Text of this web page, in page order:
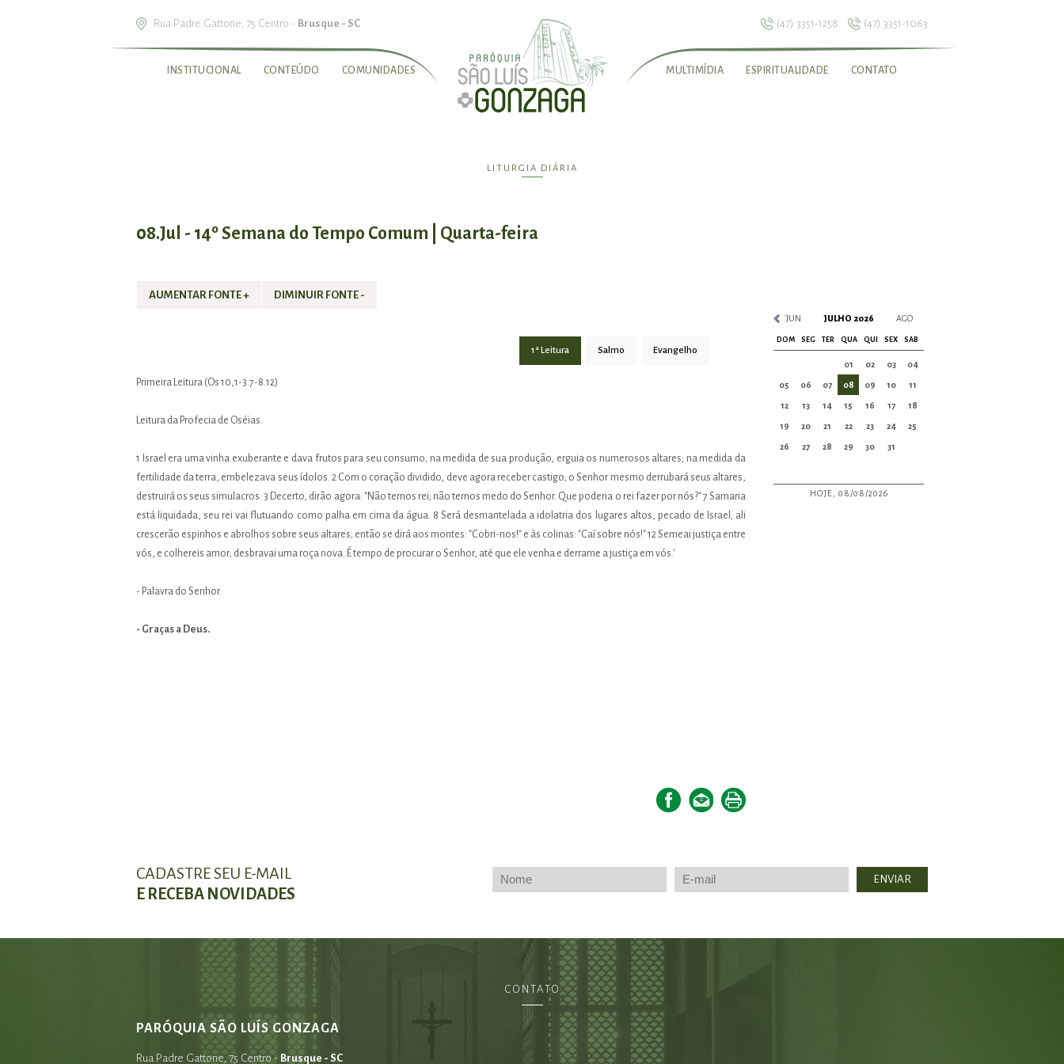
(47) 3351-1258 (47) 3351-1063
Rua Padre Gattone, 75 Centro - Brusque - SC
INSTITUCIONAL CONTEÚDO COMUNIDADES MULTIMÍDIA ESPIRITUALIDADE CONTATO
LITURGIA DIÁRIA
08.Jul - 14º Semana do Tempo Comum | Quarta-feira
JUN JULHO 2026 AGO
DOM SEG TER QUA QUI SEX SAB
01 02 03 04
05 06 07 08 09 10 11
12 13 14 15 16 17 18
19 20 21 22 23 24 25
26 27 28 29 30 31
HOJE, 08/08/2026
AUMENTAR FONTE + DIMINUIR FONTE -
1ª Leitura Salmo Evangelho
Primeira Leitura (Os 10,1-3.7-8.12)
Leitura da Profecia de Oséias.
1 Israel era uma vinha exuberante e dava frutos para seu consumo; na medida de sua produção, erguia os numerosos altares; na medida da
fertilidade da terra, embelezava seus ídolos. 2 Com o coração dividido, deve agora receber castigo; o Senhor mesmo derrubará seus altares,
destruirá os seus simulacros. 3 Decerto, dirão agora: "Não temos rei; não temos medo do Senhor. Que poderia o rei fazer por nós?" 7 Samaria
está liquidada, seu rei vai flutuando como palha em cima da água. 8 Será desmantelada a idolatria dos lugares altos, pecado de Israel; ali
crescerão espinhos e abrolhos sobre seus altares; então se dirá aos montes: "Cobri-nos!" e às colinas: "Caí sobre nós!" 12 Semeai justiça entre
vós, e colhereis amor; desbravai uma roça nova. É tempo de procurar o Senhor, até que ele venha e derrame a justiça em vós.'
- Palavra do Senhor.
- Graças a Deus.
CADASTRE SEU E-MAIL
E RECEBA NOVIDADES
CONTATO
PARÓQUIA SÃO LUÍS GONZAGA
Rua Padre Gattone, 75 Centro - Brusque - SC